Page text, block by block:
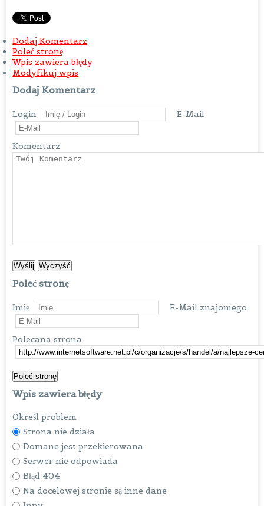
Dodaj Komentarz
Poleć stronę
Wpis zawiera błędy
Modyfikuj wpis
Dodaj Komentarz
Login E-Mail
Komentarz
Poleć stronę
Imię E-Mail znajomego
Polecana strona
Wpis zawiera błędy
Określ problem
Strona nie działa
Domane jest przekierowana
Serwer nie odpowiada
Błąd 404
Na docelowej stronie są inne dane